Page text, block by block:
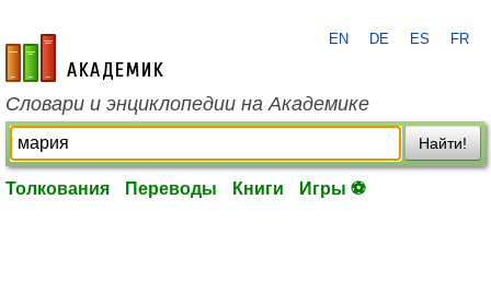
academic.ru
EN DE ES FR
Словари и энциклопедии на Академике
Найти!
Толкования Переводы Книги Игры ⚽